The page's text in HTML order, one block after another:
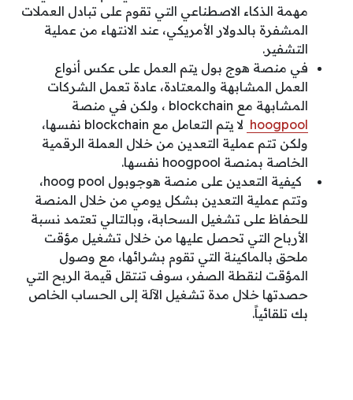
مهمة الذكاء الاصطناعي التي تقوم على تبادل العملات
المشفرة بالدولار الأمريكي، عند الانتهاء من عملية
التشفير.
في منصة هوج بول يتم العمل على عكس أنواع
العمل المشابهة والمعتادة، عادة تعمل الشركات
المشابهة مع blockchain ، ولكن في منصة
hoogpool
لا يتم التعامل مع blockchain نفسها،
ولكن تتم عملية التعدين من خلال العملة الرقمية
الخاصة بمنصة hoogpool نفسها.
كيفية التعدين على منصة هوجوبول hoog pool
،
وتتم عملية التعدين بشكل يومي من خلال المنصة
للحفاظ على تشغيل السحابة، وبالتالي تعتمد نسبة
الأرباح التي تحصل عليها من خلال تشغيل مؤقت
ملحق بالماكينة التي تقوم بشرائها، مع وصول
المؤقت لنقطة الصفر، سوف تنتقل قيمة الربح التي
حصدتها خلال مدة تشغيل الآلة إلى الحساب الخاص
بك تلقائياً.